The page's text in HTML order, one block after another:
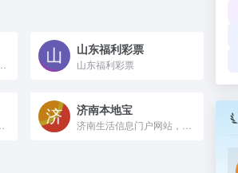
山东福利彩票
山东福利彩票
济南本地宝